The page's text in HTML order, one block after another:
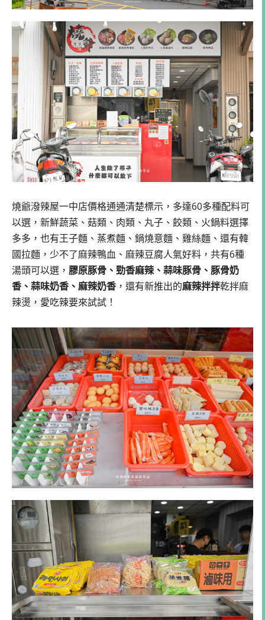
燒爺潑辣屋一中店價格通通清楚標示，多達60多種配料可
以選，新鮮蔬菜、菇類、肉類、丸子、餃類、火鍋料選擇
多多，也有王子麵、蒸煮麵、鍋燒意麵、雞絲麵、還有韓
國拉麵，少不了麻辣鴨血、麻辣豆腐人氣好料，共有6種
湯頭可以選， 膠原豚骨、勁香麻辣、蒜味豚骨、豚骨奶
香、蒜味奶香、麻辣奶香 ，還有新推出的麻辣拌拌乾拌麻
辣燙，愛吃辣要來試試！